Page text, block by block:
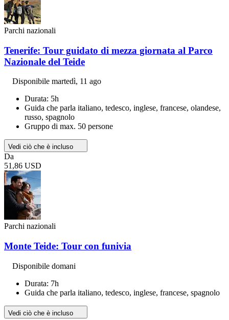
Parchi nazionali
Tenerife: Tour guidato di mezza giornata al Parco
Nazionale del Teide
Disponibile martedì, 11 ago
Durata: 5h
Guida che parla italiano, tedesco, inglese, francese, olandese,
russo, spagnolo
Gruppo di max. 50 persone
Vedi ciò che è incluso
Da
51,86 USD
Parchi nazionali
Monte Teide: Tour con funivia
Disponibile domani
Durata: 7h
Guida che parla italiano, tedesco, inglese, francese, spagnolo
Vedi ciò che è incluso